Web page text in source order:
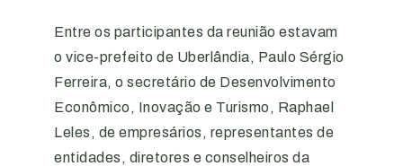
Entre os participantes da reunião estavam
o vice-prefeito de Uberlândia, Paulo Sérgio
Ferreira, o secretário de Desenvolvimento
Econômico, Inovação e Turismo, Raphael
Leles, de empresários, representantes de
entidades, diretores e conselheiros da